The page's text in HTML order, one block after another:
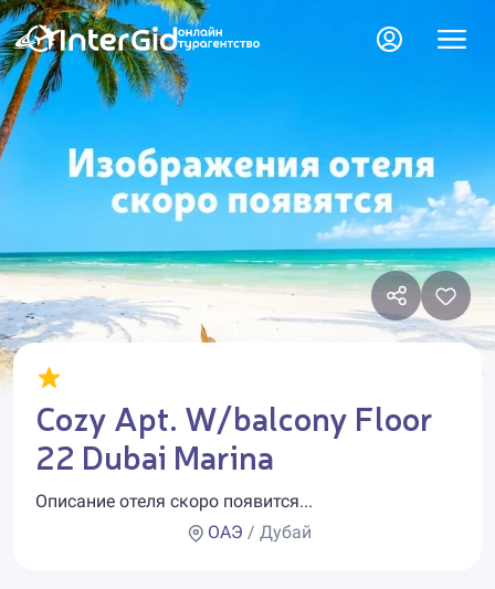
Cozy Apt. W/balcony Floor
22 Dubai Marina
Описание отеля скоро появится...
ОАЭ / Дубай